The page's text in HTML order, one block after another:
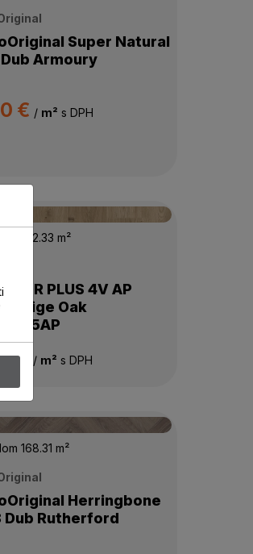
Super Natural
Dub Armoury
€ / m² s DPH
182.33 m²
PLUS 4V AP
Beige Oak
€ / m² s DPH
168.31 m²
Herringbone
Dub Rutherford